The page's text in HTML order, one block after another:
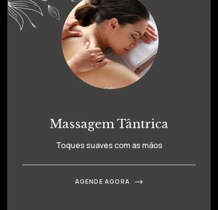
Massagem Tântrica
Toques suaves com as mãos
AGENDE AGORA